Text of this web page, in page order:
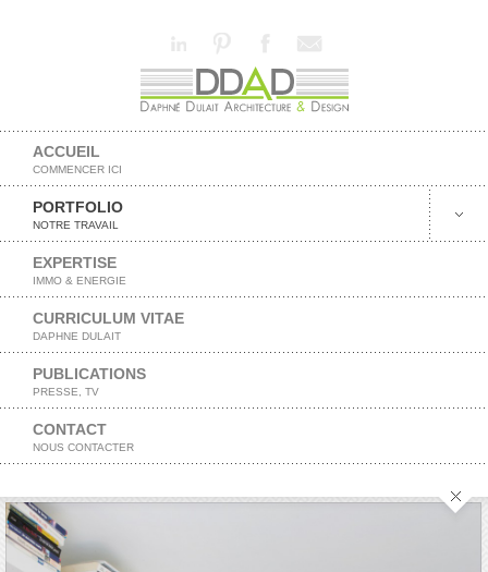
ACCUEIL
COMMENCER ICI
PORTFOLIO
NOTRE TRAVAIL
EXPERTISE
IMMO & ENERGIE
CURRICULUM VITAE
DAPHNE DULAIT
PUBLICATIONS
PRESSE, TV
CONTACT
NOUS CONTACTER